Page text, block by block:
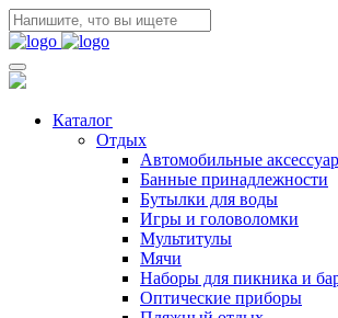
Каталог
Отдых
Автомобильные
Банные принадлежности
Бутылки для воды
Игры и головоломки
Мультитулы
Мячи
Наборы для пикника и
Оптические приборы